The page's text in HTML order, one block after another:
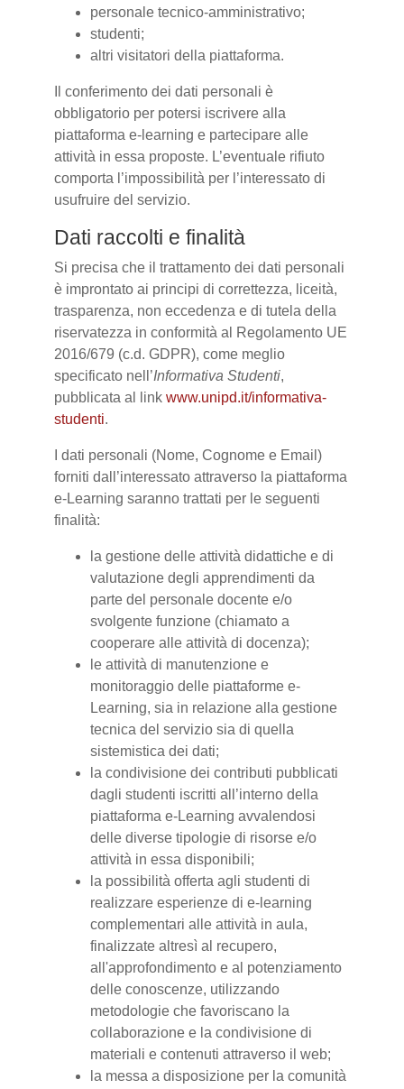
personale tecnico-amministrativo;
studenti;
altri visitatori della piattaforma.
Il conferimento dei dati personali è
obbligatorio per potersi iscrivere alla
piattaforma e-learning e partecipare alle
attività in essa proposte. L’eventuale rifiuto
comporta l’impossibilità per l’interessato di
usufruire del servizio.
Dati raccolti e finalità
Si precisa che il trattamento dei dati personali
è improntato ai principi di correttezza, liceità,
trasparenza, non eccedenza e di tutela della
riservatezza in conformità al Regolamento UE
2016/679 (c.d. GDPR), come meglio
specificato nell’Informativa Studenti,
pubblicata al link www.unipd.it/informativa-
studenti.
I dati personali (Nome, Cognome e Email)
forniti dall’interessato attraverso la piattaforma
e-Learning saranno trattati per le seguenti
finalità:
la gestione delle attività didattiche e di
valutazione degli apprendimenti da
parte del personale docente e/o
svolgente funzione (chiamato a
cooperare alle attività di docenza);
le attività di manutenzione e
monitoraggio delle piattaforme e-
Learning, sia in relazione alla gestione
tecnica del servizio sia di quella
sistemistica dei dati;
la condivisione dei contributi pubblicati
dagli studenti iscritti all’interno della
piattaforma e-Learning avvalendosi
delle diverse tipologie di risorse e/o
attività in essa disponibili;
la possibilità offerta agli studenti di
realizzare esperienze di e-learning
complementari alle attività in aula,
finalizzate altresì al recupero,
all'approfondimento e al potenziamento
delle conoscenze, utilizzando
metodologie che favoriscano la
collaborazione e la condivisione di
materiali e contenuti attraverso il web;
la messa a disposizione per la comunità